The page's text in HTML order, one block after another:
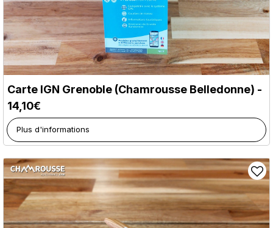
Carte IGN Grenoble (Chamrousse Belledonne) -
14,10€
Plus d'informations